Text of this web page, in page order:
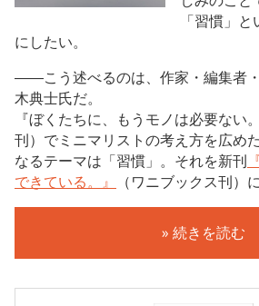
「習慣」
にしたい。
――こう述べるのは、作家・編集者
木典士氏だ。
『ぼくたちに、もうモノは必要ない
刊）でミニマリストの考え方を広め
なるテーマは「習慣」。それを新刊
できている。』
（ワニブックス刊）
» 続きを読む